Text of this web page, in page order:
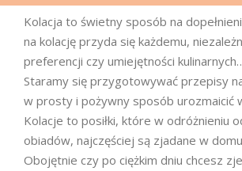
Kolacja to świetny sposób na
na kolację przyda się każdemu,
preferencji czy umiejętności
Staramy się przygotowywać przepisy
w prosty i pożywny sposób urozmaicić
Kolacje to posiłki, które w odróżnieniu
obiadów, najczęściej są zjadane w
Obojętnie czy po ciężkim dniu chcesz